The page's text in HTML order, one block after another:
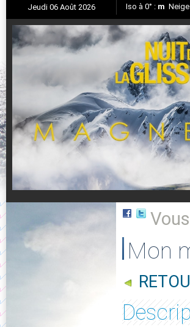
Jeudi 06 Août 2026
Aujourd'hui : T°
Iso à 0° : m
Suivez en direct
Nuit de la Glisse 2018
Mon